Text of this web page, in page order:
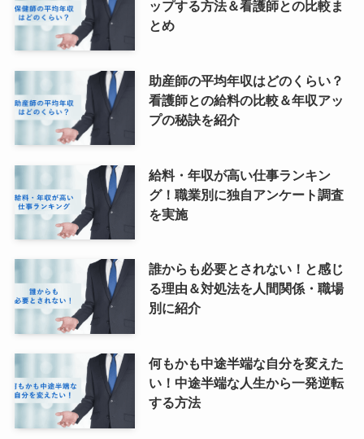
ップする方法＆看護師との比較ま
とめ
助産師の平均年収はどのくらい？
看護師との給料の比較＆年収アッ
プの秘訣を紹介
給料・年収が高い仕事ランキン
グ！職業別に独自アンケート調査
を実施
誰からも必要とされない！と感じ
る理由＆対処法を人間関係・職場
別に紹介
何もかも中途半端な自分を変えた
い！中途半端な人生から一発逆転
する方法